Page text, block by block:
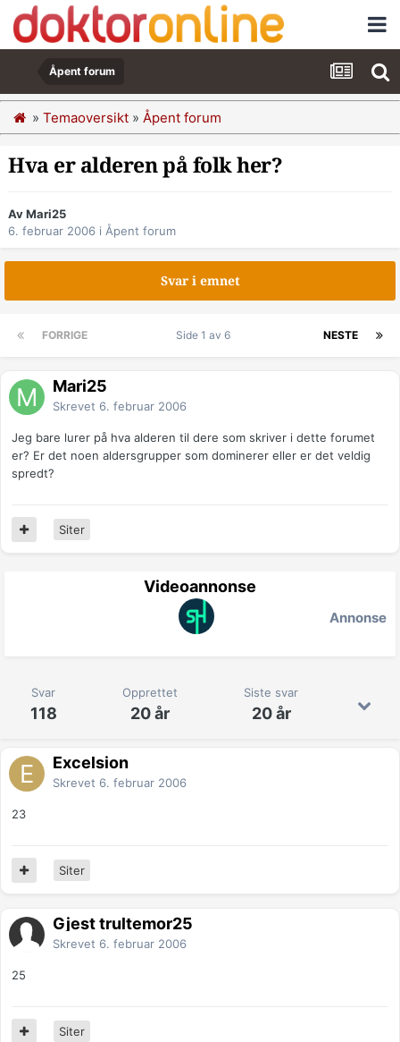
Åpent forum
» Temaoversikt » Åpent forum
Hva er alderen på folk her?
Av Mari25
6. februar 2006 i Åpent forum
Svar i emnet
FORRIGE NESTE
Side 1 av 6
Mari25
Skrevet 6. februar 2006
Jeg bare lurer på hva alderen til dere som skriver i dette forumet
er? Er det noen aldersgrupper som dominerer eller er det veldig
spredt?
Siter
Videoannonse
Annonse
Svar
118
Opprettet
20 år
Siste svar
20 år
Excelsion
Skrevet 6. februar 2006
23
Siter
Gjest trultemor25
Skrevet 6. februar 2006
25
Siter